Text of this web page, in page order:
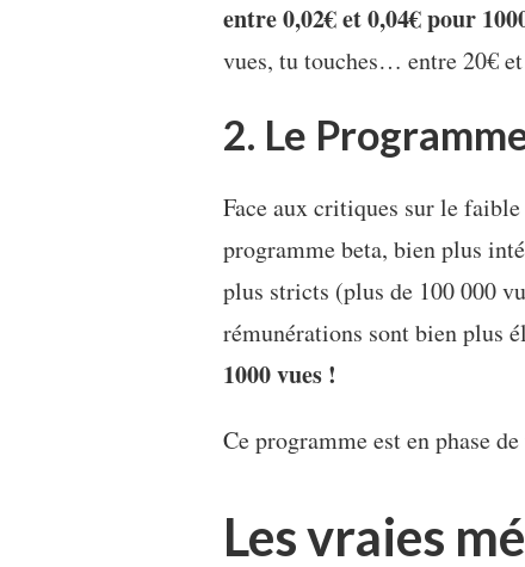
entre 0,02€ et 0,04€ pour
vues, tu touches… entre 20€
2. Le
Face aux critiques sur le
programme beta, bien plus
plus stricts (plus de 100 000
rémunérations sont bien plus
1000 vues !
Ce programme est en phase
Les vraies